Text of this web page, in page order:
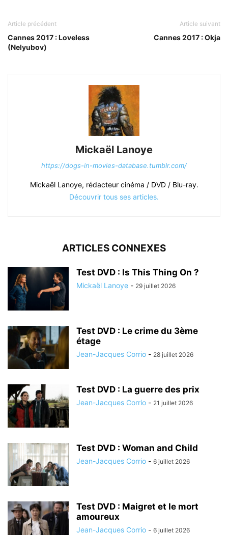
Article précédent
Cannes 2017 : Loveless
(Nelyubov)
Article suivant
Cannes 2017 : Okja
Mickaël Lanoye
https://dogs-in-movies-database.tumblr.com/
Mickaël Lanoye, rédacteur cinéma / DVD / Blu-ray.
Découvrir tous ses articles.
ARTICLES CONNEXES
Test DVD : Is This Thing On ?
Mickaël Lanoye - 29 juillet 2026
Test DVD : Le crime du 3ème
étage
Jean-Jacques Corrio - 28 juillet 2026
Test DVD : La guerre des prix
Jean-Jacques Corrio - 21 juillet 2026
Test DVD : Woman and Child
Jean-Jacques Corrio - 6 juillet 2026
Test DVD : Maigret et le mort
amoureux
Jean-Jacques Corrio - 6 juillet 2026